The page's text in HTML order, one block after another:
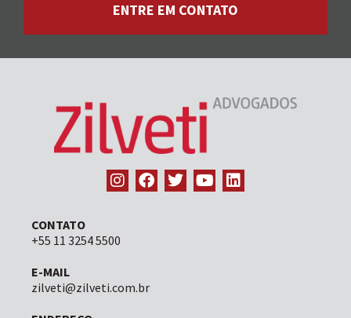
ENTRE EM CONTATO
CONTATO
+55 11 3254 5500
E-MAIL
zilveti@zilveti.com.br